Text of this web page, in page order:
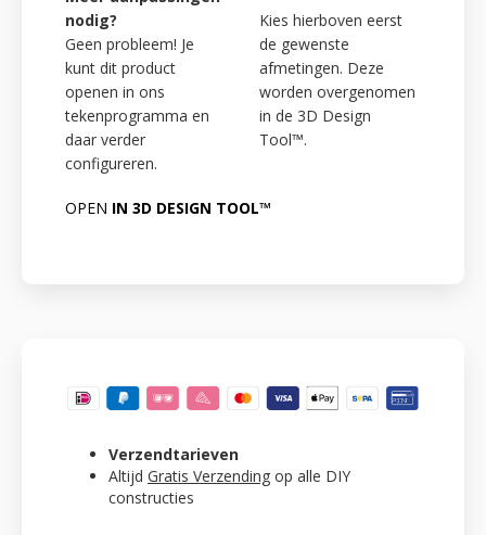
nodig?
Geen probleem! Je
kunt dit product
openen in ons
tekenprogramma en
daar verder
configureren.
Kies hierboven eerst
de gewenste
afmetingen. Deze
worden overgenomen
in de 3D Design
Tool™.
OPEN IN 3D DESIGN TOOL™
Verzendtarieven
Altijd Gratis Verzending op alle DIY
constructies